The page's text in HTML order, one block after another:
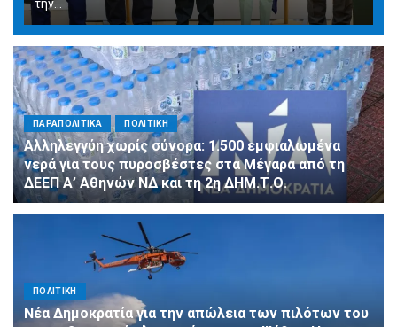
την…
ΠΑΡΑΠΟΛΙΤΙΚΑ ΠΟΛΙΤΙΚΗ
Αλληλεγγύη χωρίς σύνορα: 1.500 εμφιαλωμένα
νερά για τους πυροσβέστες στα Μέγαρα από τη
ΔΕΕΠ Α’ Αθηνών ΝΔ και τη 2η ΔΗΜ.Τ.Ο.
ΠΟΛΙΤΙΚΗ
Νέα Δημοκρατία για την απώλεια των πιλότων του